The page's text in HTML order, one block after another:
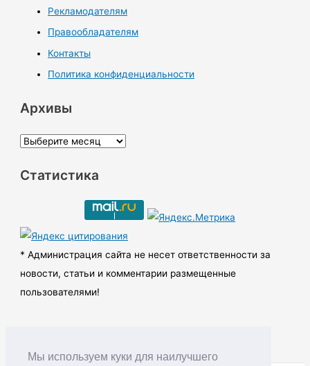
Мы используем куки для наилучшего
Рекламодателям
Правообладателям
Контакты
Политика конфиденциальности
Архивы
А
х
ы
Статистика
* Администрация сайта не несет ответственности за
новости, статьи и комментарии размещенные
пользователями!